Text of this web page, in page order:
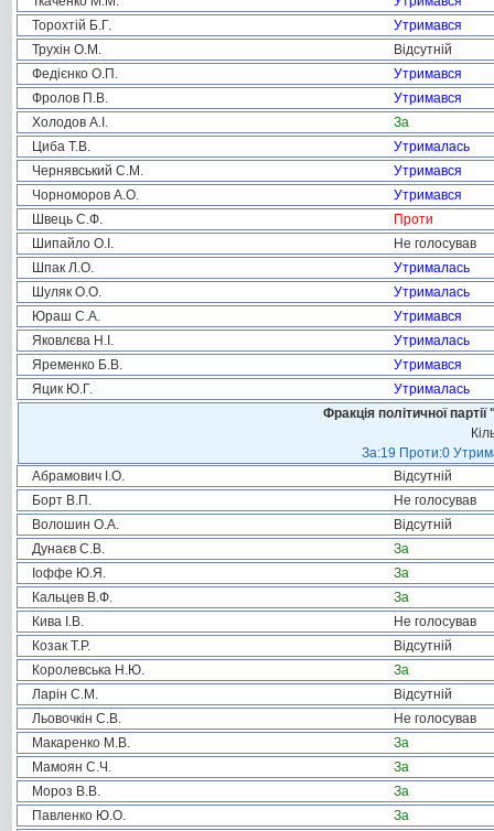
Торохтій Б.Г.
Утримався
Трухін О.М.
Відсутній
Федієнко О.П.
Утримався
Фролов П.В.
Утримався
Холодов А.І.
За
Циба Т.В.
Утрималась
Чернявський С.М.
Утримався
Чорноморов А.О.
Утримався
Швець С.Ф.
Проти
Шипайло О.І.
Не голосував
Шпак Л.О.
Утрималась
Шуляк О.О.
Утрималась
Юраш С.А.
Утримався
Яковлєва Н.І.
Утрималась
Яременко Б.В.
Утримався
Яцик Ю.Г.
Утрималась
Фракція політичної
За:19 Проти:0
Абрамович І.О.
Відсутній
Борт В.П.
Не голосував
Волошин О.А.
Відсутній
Дунаєв С.В.
За
Іоффе Ю.Я.
За
Кальцев В.Ф.
За
Кива І.В.
Не голосував
Козак Т.Р.
Відсутній
Королевська Н.Ю.
За
Ларін С.М.
Відсутній
Льовочкін С.В.
Не голосував
Макаренко М.В.
За
Мамоян С.Ч.
За
Мороз В.В.
За
Павленко Ю.О.
За